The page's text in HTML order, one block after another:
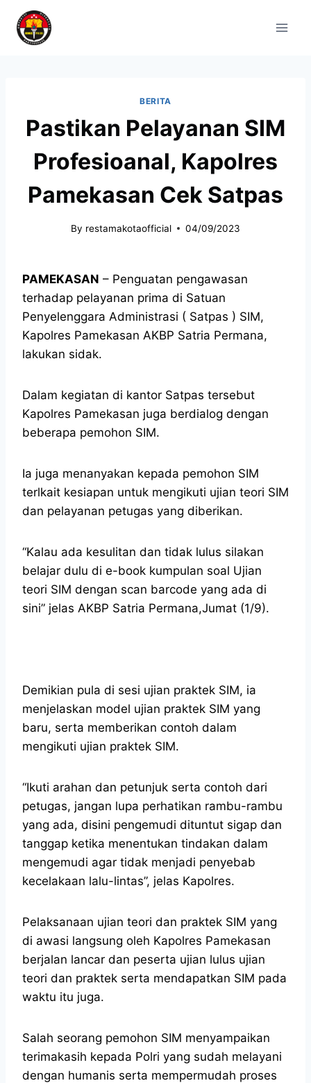
BERITA
Pastikan Pelayanan SIM
Profesioanal, Kapolres
Pamekasan Cek Satpas
By restamakotaofficial 04/09/2023
PAMEKASAN – Penguatan pengawasan
terhadap pelayanan prima di Satuan
Penyelenggara Administrasi ( Satpas ) SIM,
Kapolres Pamekasan AKBP Satria Permana,
lakukan sidak.
Dalam kegiatan di kantor Satpas tersebut
Kapolres Pamekasan juga berdialog dengan
beberapa pemohon SIM.
Ia juga menanyakan kepada pemohon SIM
terlkait kesiapan untuk mengikuti ujian teori SIM
dan pelayanan petugas yang diberikan.
“Kalau ada kesulitan dan tidak lulus silakan
belajar dulu di e-book kumpulan soal Ujian
teori SIM dengan scan barcode yang ada di
sini” jelas AKBP Satria Permana,Jumat (1/9).
Demikian pula di sesi ujian praktek SIM, ia
menjelaskan model ujian praktek SIM yang
baru, serta memberikan contoh dalam
mengikuti ujian praktek SIM.
“Ikuti arahan dan petunjuk serta contoh dari
petugas, jangan lupa perhatikan rambu-rambu
yang ada, disini pengemudi dituntut sigap dan
tanggap ketika menentukan tindakan dalam
mengemudi agar tidak menjadi penyebab
kecelakaan lalu-lintas”, jelas Kapolres.
Pelaksanaan ujian teori dan praktek SIM yang
di awasi langsung oleh Kapolres Pamekasan
berjalan lancar dan peserta ujian lulus ujian
teori dan praktek serta mendapatkan SIM pada
waktu itu juga.
Salah seorang pemohon SIM menyampaikan
terimakasih kepada Polri yang sudah melayani
dengan humanis serta mempermudah proses